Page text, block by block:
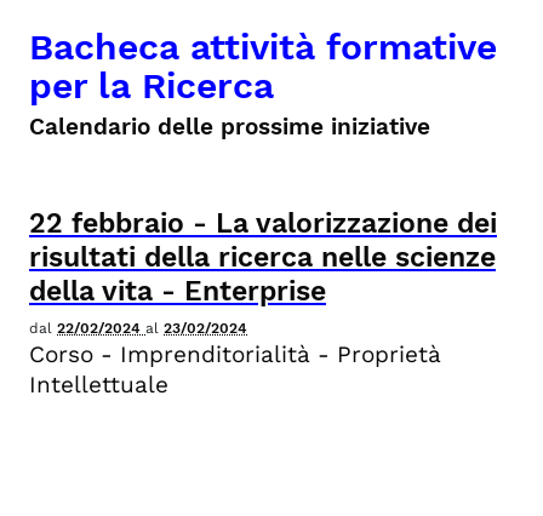
Bacheca attività formative
per la Ricerca
Calendario delle prossime iniziative
22 febbraio - La valorizzazione dei
risultati della ricerca nelle scienze
della vita - Enterprise
dal 22/02/2024 al 23/02/2024
Corso - Imprenditorialità - Proprietà
Intellettuale